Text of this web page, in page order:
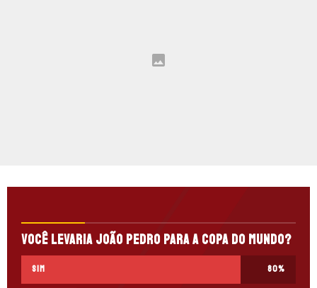
Você levaria João Pedro para a Copa do Mundo?
Sim 80%